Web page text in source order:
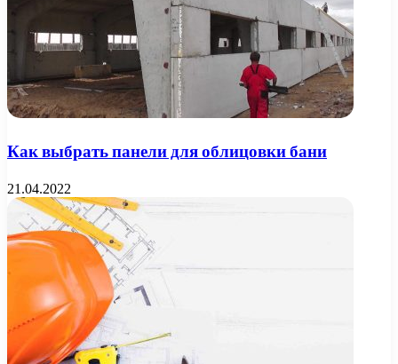
Как выбрать панели для облицовки бани
21.04.2022